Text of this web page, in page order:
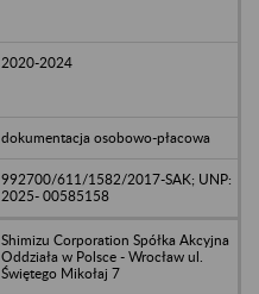
2020-2024
dokumentacja osobowo-płacowa
992700/611/1582/2017-SAK; UNP:
2025- 00585158
Shimizu Corporation Spółka Akcyjna
Oddziała w Polsce - Wrocław ul.
Świętego Mikołaj 7